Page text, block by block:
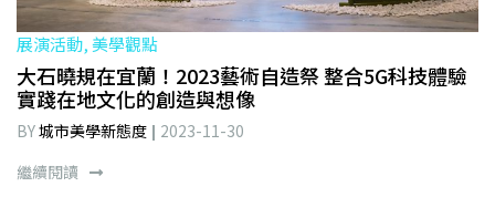
展演活動, 美學觀點
大石曉規在宜蘭！2023藝術自造祭 整合5G科技體驗
實踐在地文化的創造與想像
BY城市美學新態度
2023-11-30
繼續閱讀